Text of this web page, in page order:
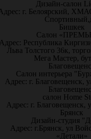
Дизайн-салон
г. Белоярский,
Бишкек
Салон
Республика
Льва Толстого 36к,
Мега Мастер,
Салон интерьера
Адрес: г. Благовещенск,
салон Home
Адрес: г. Благовещенск,
Брянск
Дизайн-студия
Адрес: г.Брянск, ул
«Детали»